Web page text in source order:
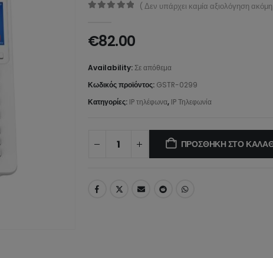
( Δεν υπάρχει καμία αξιολόγηση
€82.00
Availability:Σε απόθεμα
Κωδικός προϊόντος: GSTR-0299
Κατηγορίες: IP τηλέφωνα, IP Τηλεφωνία
ΠΡΟΣΘΉΚΗ ΣΤΟ